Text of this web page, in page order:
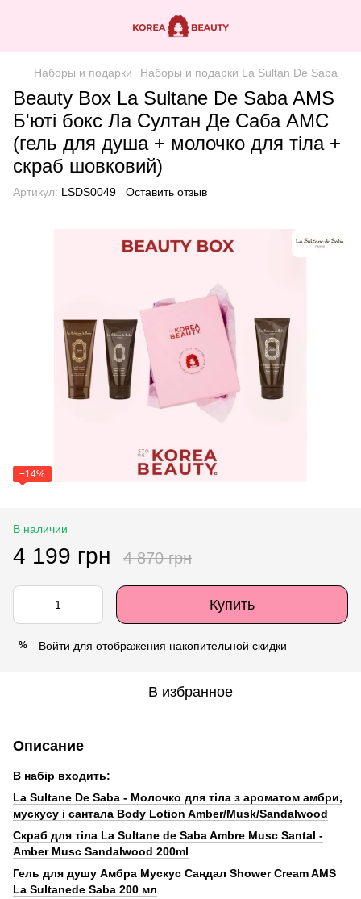
Наборы и подарки Наборы и подарки La Sultan De Saba
Beauty Box La Sultane De Saba AMS
Б'юті бокс Ла Султан Де Саба АМС
(гель для душа + молочко для тіла +
скраб шовковий)
Артикул: LSDS0049 Оставить отзыв
−14%
В наличии
4 199 грн 4 870 грн
Купить
% Войти для отображения накопительной скидки
В избранное
Описание
В набір входить:
La Sultane De Saba - Молочко для тіла з ароматом амбри,
мускусу і сантала Body Lotion Amber/Musk/Sandalwood
Скраб для тіла La Sultane de Saba Ambre Musc Santal -
Amber Musc Sandalwood 200ml
Гель для душу Амбра Мускус Сандал Shower Cream AMS
La Sultanede Saba 200 мл